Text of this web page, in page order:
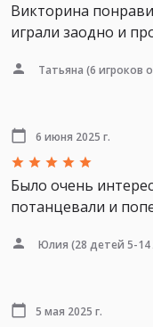
Викторина
играли заодно и
Татьяна (6 игроков
6 июня 2025 г.
Было очень
потанцевали и
Юлия (28 детей 5-14
5 мая 2025 г.